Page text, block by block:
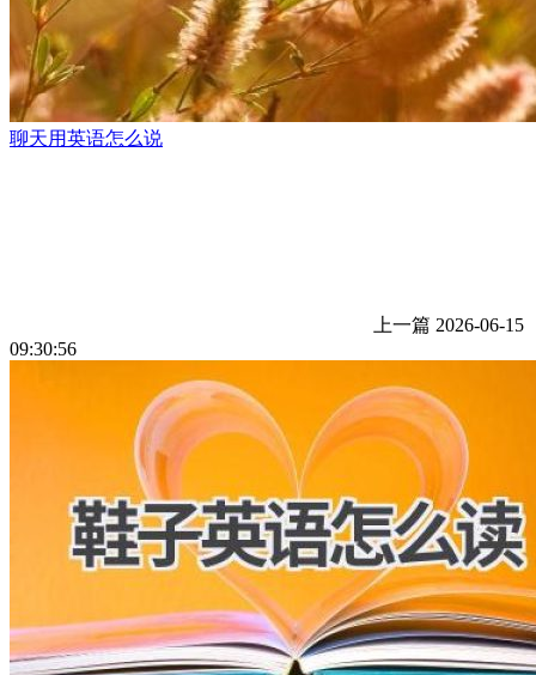
聊天用英语怎么说
上一篇 2026-06-15
09:30:56